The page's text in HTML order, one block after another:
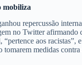
mobiliza
repercussão
no Twitter afirmando
“pertence aos racistas”,
tomarem medidas contra